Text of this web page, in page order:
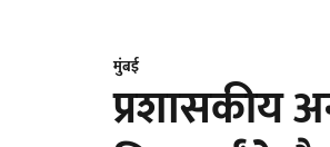
मुंबई
प्रशासकीय